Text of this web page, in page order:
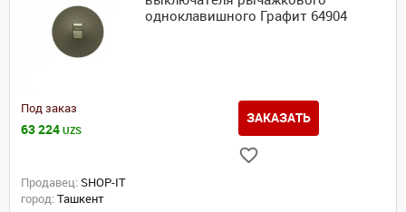
одноклавишного Графит 64904
Под заказ
63 224 UZS
ЗАКАЗАТЬ
Продавец: SHOP-IT
город: Ташкент